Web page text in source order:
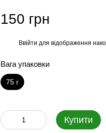
150 грн
Ввійти для відображення
Вага упаковки
75 г
Купити